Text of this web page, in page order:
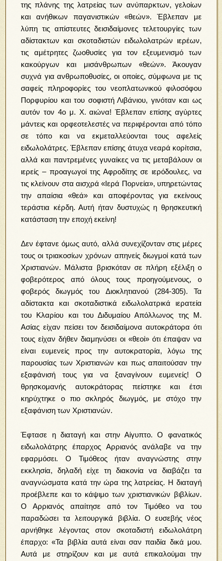
της πλάνης της λατρείας των ανύπαρκτων, γελοίων
και ανήθικων παγανιστικών «θεών». Έβλεπαν με
λύπη τις απίστευτες δεισιδαίμονες τελετουργίες των
αδίστακτων και σκοταδιστών ειδωλολατρών ιερέων,
τις αμέτρητες ζωοθυσίες για τον εξευμενισμό των
κακούργων και μισάνθρωπων «θεών». Άκουγαν
συχνά για ανθρωποθυσίες, οι οποίες, σύμφωνα με τις
σαφείς πληροφορίες του νεοπλατωνικού φιλοσόφου
Πορφυρίου και του σοφιστή Λιβάνιου, γινόταν και ως
αυτόν τον 4ο μ. Χ. αιώνα! Έβλεπαν επίσης αγύρτες
μάντεις και ορφεοτελεστές να περιφέρονται από τόπο
σε τόπο και να εκμεταλλεύονται τους αφελείς
ειδωλολάτρες. Έβλεπαν επίσης άτυχα νεαρά κορίτσια,
αλλά και παντρεμένες γυναίκες να τις μεταβάλουν οι
ιερείς – προαγωγοί της Αφροδίτης σε ιερόδουλες, να
τις κλείνουν στα αισχρά «Ιερά Πορνεία», υπηρετώντας
την απαίσια «θεά» και αποφέροντας για εκείνους
τεράστια κέρδη. Αυτή ήταν δυστυχώς η θρησκευτική
κατάσταση την εποχή εκείνη!
Δεν έφτανε όμως αυτό, αλλά συνεχίζονταν στις μέρες
τους οι τριακοσίων χρόνων απηνείς διωγμοί κατά των
Χριστιανών. Μάλιστα βρισκόταν σε πλήρη εξέλιξη ο
φοβερότερος από όλους τους προηγούμενους, ο
φοβερός διωγμός του Διοκλητιανού (284-305). Τα
αδίστακτα και σκοταδιστικά ειδωλολατρικά ιερατεία
του Κλαρίου και του Διδυμαίου Απόλλωνος της Μ.
Ασίας είχαν πείσει τον δεισιδαίμονα αυτοκράτορα ότι
τους είχαν δήθεν διαμηνύσει οι «θεοί» ότι έπαψαν να
είναι ευμενείς προς την αυτοκρατορία, λόγω της
παρουσίας των Χριστιανών και πως απαιτούσαν την
εξαφάνισή τους για να ξαναγίνουν ευμενείς! Ο
θρησκομανής αυτοκράτορας πείστηκε και έτσι
κηρύχτηκε ο πιο σκληρός διωγμός, με στόχο την
εξαφάνιση των Χριστιανών.
Έφτασε η διαταγή και στην Αίγυπτο. Ο φανατικός
ειδωλολάτρης έπαρχος Αρριανός ανάλαβε να την
εφαρμόσει. Ο Τιμόθεος ήταν αναγνώστης στην
εκκλησία, δηλαδή είχε τη διακονία να διαβάζει τα
αναγνώσματα κατά την ώρα της λατρείας. Η διαταγή
προέβλεπε και το κάψιμο των χριστιανικών βιβλίων.
Ο Αρριανός απαίτησε από τον Τιμόθεο να του
παραδώσει τα λειτουργικά βιβλία. Ο ευσεβής νέος
αρνήθηκε λέγοντας στον σκοταδιστή ειδωλολάτρη
έπαρχο: «Τα βιβλία αυτά είναι σαν παιδία δικά μου.
Αυτά με στηρίζουν και με αυτά επικαλούμαι την